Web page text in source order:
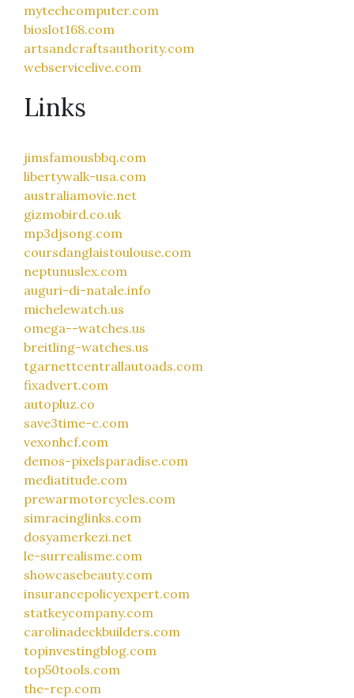
mytechcomputer.com
bioslot168.com
artsandcraftsauthority.com
webservicelive.com
Links
jimsfamousbbq.com
libertywalk-usa.com
australiamovie.net
gizmobird.co.uk
mp3djsong.com
coursdanglaistoulouse.com
neptunuslex.com
auguri-di-natale.info
michelewatch.us
omega--watches.us
breitling-watches.us
tgarnettcentrallautoads.com
fixadvert.com
autopluz.co
save3time-c.com
vexonhcf.com
demos-pixelsparadise.com
mediatitude.com
prewarmotorcycles.com
simracinglinks.com
dosyamerkezi.net
le-surrealisme.com
showcasebeauty.com
insurancepolicyexpert.com
statkeycompany.com
carolinadeckbuilders.com
topinvestingblog.com
top50tools.com
the-rep.com